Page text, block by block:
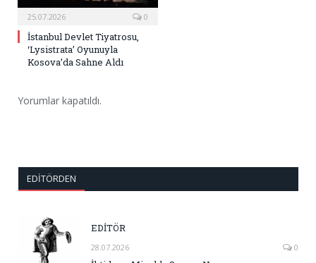
25.07.2026 0
İstanbul Devlet Tiyatrosu,
‘Lysistrata’ Oyunuyla
Kosova’da Sahne Aldı
Yorumlar kapatıldı.
EDITÖRDEN
EDİTÖR
28.07.2026 0